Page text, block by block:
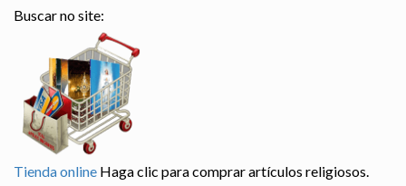
Buscar no site:
Tienda online Haga clic para comprar artículos religiosos.